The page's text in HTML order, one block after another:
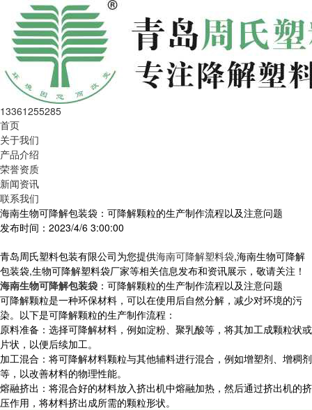
13361255285
首页
关于我们
产品介绍
荣誉资质
新闻资讯
联系我们
海南生物可降解包装袋：可降解颗粒的生产制作流程以及注意问题
发布时间：2023/4/6 3:00:00
青岛周氏塑料包装有限公司为您提供海南可降解塑料袋,海南生物可降解
包装袋,生物可降解塑料袋厂家等相关信息发布和资讯展示，敬请关注！
海南生物可降解包装袋 ：可降解颗粒的生产制作流程以及注意问题
可降解颗粒是一种环保材料，可以在使用后自然分解，减少对环境的污
染。以下是可降解颗粒的生产制作流程：
原料准备：选择可降解材料，例如淀粉、聚乳酸等，将其加工成颗粒状或
片状，以便后续加工。
加工混合：将可降解材料颗粒与其他辅料进行混合，例如增塑剂、增稠剂
等，以改善材料的物理性能。
熔融挤出：将混合好的材料放入挤出机中熔融加热，然后通过挤出机的挤
压作用，将材料挤出成所需的颗粒形状。